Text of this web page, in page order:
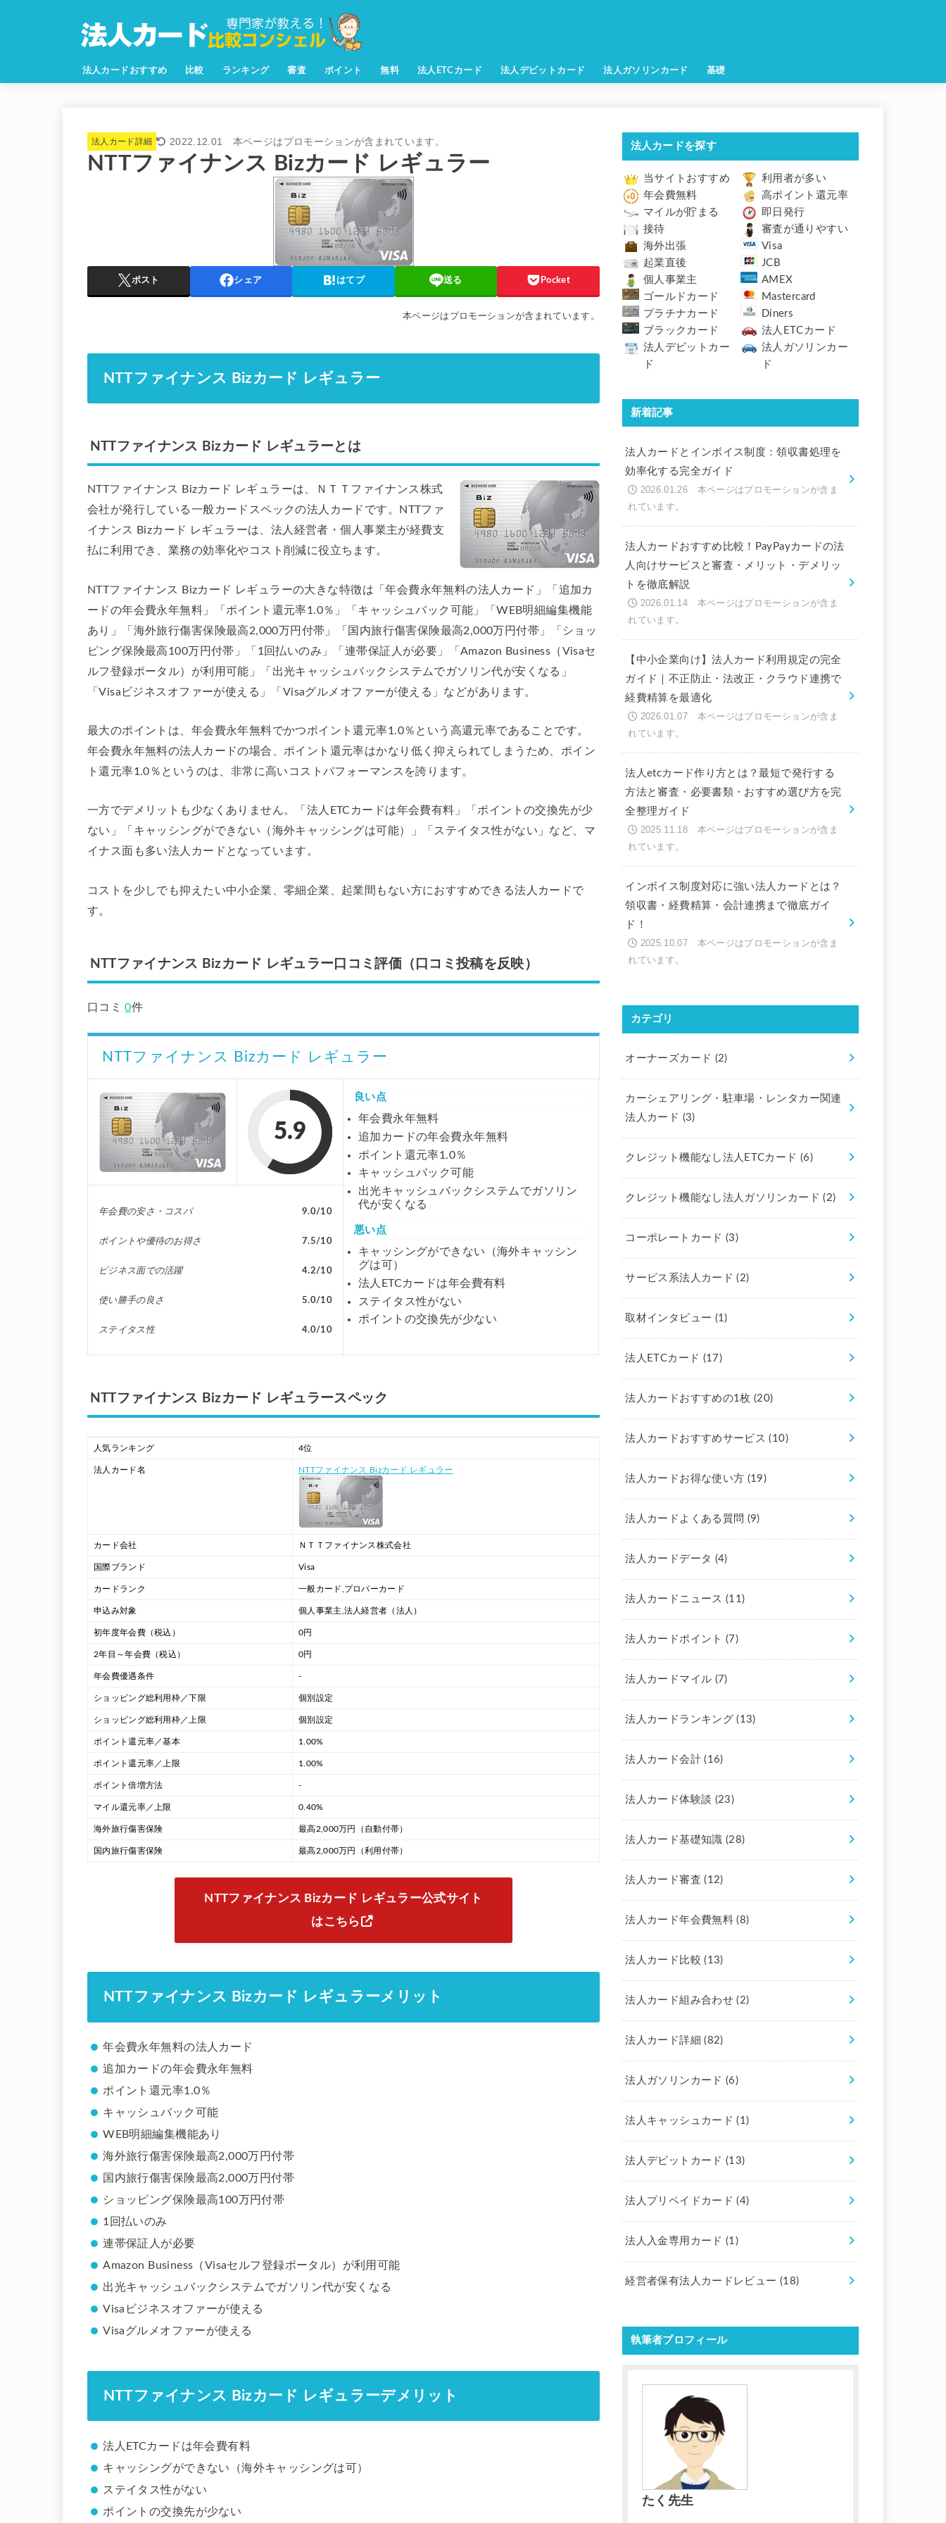
法人カードおすすめ 比較 ランキング 審査 ポイント 無料 法人ETCカード 法人デビットカード 法人ガソリンカード 基礎
法人カード詳細 2022.12.01
NTTファイナンス Bizカード レギュラー
ポスト シェア はてブ 送る Pocket
本ページはプロモーションが含まれています。
NTTファイナンス Bizカード レギュラー
NTTファイナンス Bizカード レギュラーとは
NTTファイナンス Bizカード レギュラーは、ＮＴＴファイナンス株式
会社が発行している一般カードスペックの法人カードです。NTTファ
イナンス Bizカード レギュラーは、法人経営者・個人事業主が経費支
払に利用でき、業務の効率化やコスト削減に役立ちます。
NTTファイナンス Bizカード レギュラーの大きな特徴は「年会費永年無料の法人カード」「追加カ
ードの年会費永年無料」「ポイント還元率1.0％」「キャッシュバック可能」「WEB明細編集機能
あり」「海外旅行傷害保険最高2,000万円付帯」「国内旅行傷害保険最高2,000万円付帯」「ショッ
ピング保険最高100万円付帯」「1回払いのみ」「連帯保証人が必要」「Amazon Business（Visaセ
ルフ登録ポータル）が利用可能」「出光キャッシュバックシステムでガソリン代が安くなる」
「Visaビジネスオファーが使える」「Visaグルメオファーが使える」などがあります。
最大のポイントは、年会費永年無料でかつポイント還元率1.0％という高還元率であることです。
年会費永年無料の法人カードの場合、ポイント還元率はかなり低く抑えられてしまうため、ポイン
ト還元率1.0％というのは、非常に高いコストパフォーマンスを誇ります。
一方でデメリットも少なくありません。「法人ETCカードは年会費有料」「ポイントの交換先が少
ない」「キャッシングができない（海外キャッシングは可能）」「ステイタス性がない」など、マ
イナス面も多い法人カードとなっています。
コストを少しでも抑えたい中小企業、零細企業、起業間もない方におすすめできる法人カードで
す。
NTTファイナンス Bizカード レギュラー口コミ評価（口コミ投稿を反映）
口コミ0件
NTTファイナンス Bizカード レギュラー
5.9
年会費の安さ・コスパ 9.0/10
ポイントや優待のお得さ 7.5/10
ビジネス面での活躍 4.2/10
使い勝手の良さ 5.0/10
ステイタス性 4.0/10
良い点
年会費永年無料
追加カードの年会費永年無料
ポイント還元率1.0％
キャッシュバック可能
出光キャッシュバックシステムでガソリン
代が安くなる
悪い点
キャッシングができない（海外キャッシン
グは可）
法人ETCカードは年会費有料
ステイタス性がない
ポイントの交換先が少ない
NTTファイナンス Bizカード レギュラースペック
人気ランキング 4位
法人カード名 NTTファイナンス Bizカード レギュラー
カード会社 ＮＴＴファイナンス株式会社
国際ブランド Visa
カードランク 一般カード,プロパーカード
申込み対象 個人事業主,法人経営者（法人）
初年度年会費（税込） 0円
2年目～年会費（税込） 0円
年会費優遇条件 -
ショッピング総利用枠／下限 個別設定
ショッピング総利用枠／上限 個別設定
ポイント還元率／基本 1.00%
ポイント還元率／上限 1.00%
ポイント倍増方法 -
マイル還元率／上限 0.40%
海外旅行傷害保険 最高2,000万円（自動付帯）
国内旅行傷害保険 最高2,000万円（利用付帯）
NTTファイナンス Bizカード レギュラー公式サイト
はこちら
NTTファイナンス Bizカード レギュラーメリット
年会費永年無料の法人カード
追加カードの年会費永年無料
ポイント還元率1.0％
キャッシュバック可能
WEB明細編集機能あり
海外旅行傷害保険最高2,000万円付帯
国内旅行傷害保険最高2,000万円付帯
ショッピング保険最高100万円付帯
1回払いのみ
連帯保証人が必要
Amazon Business（Visaセルフ登録ポータル）が利用可能
出光キャッシュバックシステムでガソリン代が安くなる
Visaビジネスオファーが使える
Visaグルメオファーが使える
NTTファイナンス Bizカード レギュラーデメリット
法人ETCカードは年会費有料
キャッシングができない（海外キャッシングは可）
ステイタス性がない
ポイントの交換先が少ない
法人カードを探す
当サイトおすすめ
利用者が多い
年会費無料
高ポイント還元率
マイルが貯まる
即日発行
接待
審査が通りやすい
海外出張
Visa
起業直後
JCB
個人事業主
AMEX
ゴールドカード
Mastercard
プラチナカード
Diners
ブラックカード
法人ETCカード
法人デビットカー
ド
法人ガソリンカー
ド
新着記事
法人カードとインボイス制度：領収書処理を
効率化する完全ガイド
2026.01.26
法人カードおすすめ比較！PayPayカードの法
人向けサービスと審査・メリット・デメリッ
トを徹底解説
2026.01.14
【中小企業向け】法人カード利用規定の完全
ガイド｜不正防止・法改正・クラウド連携で
経費精算を最適化
2026.01.07
法人etcカード作り方とは？最短で発行する
方法と審査・必要書類・おすすめ選び方を完
全整理ガイド
2025.11.18
インボイス制度対応に強い法人カードとは？
領収書・経費精算・会計連携まで徹底ガイ
ド！
2025.10.07
カテゴリ
オーナーズカード (2)
カーシェアリング・駐車場・レンタカー関連
法人カード (3)
クレジット機能なし法人ETCカード (6)
クレジット機能なし法人ガソリンカード(2)
コーポレートカード (3)
サービス系法人カード(2)
取材インタビュー (1)
法人ETCカード (17)
法人カードおすすめの1枚(20)
法人カードおすすめサービス(10)
法人カードお得な使い方 (19)
法人カードよくある質問 (9)
法人カードデータ (4)
法人カードニュース (11)
法人カードポイント (7)
法人カードマイル (7)
法人カードランキング(13)
法人カード会計(16)
法人カード体験談 (23)
法人カード基礎知識 (28)
法人カード審査(12)
法人カード年会費無料(8)
法人カード比較(13)
法人カード組み合わせ(2)
法人カード詳細(82)
法人ガソリンカード (6)
法人キャッシュカード(1)
法人デビットカード (13)
法人プリペイドカード(4)
法人入金専用カード (1)
経営者保有法人カードレビュー (18)
執筆者プロフィール
たく先生